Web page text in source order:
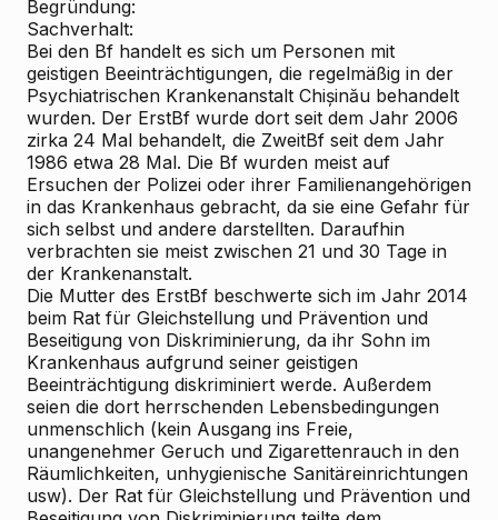
Begründung:
Sachverhalt:
Bei den Bf handelt es sich um Personen mit
geistigen Beeinträchtigungen, die regelmäßig in der
Psychiatrischen Krankenanstalt Chișinău behandelt
wurden. Der ErstBf wurde dort seit dem Jahr 2006
zirka 24 Mal behandelt, die ZweitBf seit dem Jahr
1986 etwa 28 Mal. Die Bf wurden meist auf
Ersuchen der Polizei oder ihrer Familienangehörigen
in das Krankenhaus gebracht, da sie eine Gefahr für
sich selbst und andere darstellten. Daraufhin
verbrachten sie meist zwischen 21 und 30 Tage in
der Krankenanstalt.
Die Mutter des ErstBf beschwerte sich im Jahr 2014
beim Rat für Gleichstellung und Prävention und
Beseitigung von Diskriminierung, da ihr Sohn im
Krankenhaus aufgrund seiner geistigen
Beeinträchtigung diskriminiert werde. Außerdem
seien die dort herrschenden Lebensbedingungen
unmenschlich (kein Ausgang ins Freie,
unangenehmer Geruch und Zigarettenrauch in den
Räumlichkeiten, unhygienische Sanitäreinrichtungen
usw). Der Rat für Gleichstellung und Prävention und